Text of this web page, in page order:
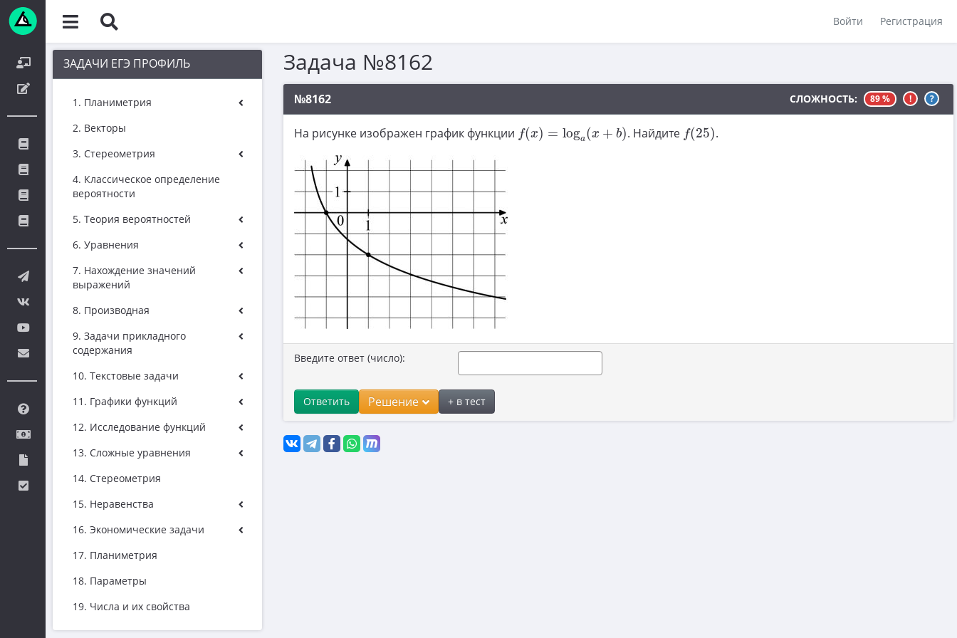
Войти Регистрация
ЗАДАЧИ ЕГЭ ПРОФИЛЬ
1. Планиметрия
2. Векторы
3. Стереометрия
4. Классическое определение
вероятности
5. Теория вероятностей
6. Уравнения
7. Нахождение значений
выражений
8. Производная
9. Задачи прикладного
содержания
10. Текстовые задачи
11. Графики функций
12. Исследование функций
13. Сложные уравнения
14. Стереометрия
15. Неравенства
16. Экономические задачи
17. Планиметрия
18. Параметры
19. Числа и их свойства
Задача №8162
№8162 СЛОЖНОСТЬ: 89 % ! ?
На рисунке изображен график функции f(x) = loga(x + b)
f(x)= loga(x +b . Найдите f(25)
f(25) .
Введите ответ (число):
Ответить Решение + в тест